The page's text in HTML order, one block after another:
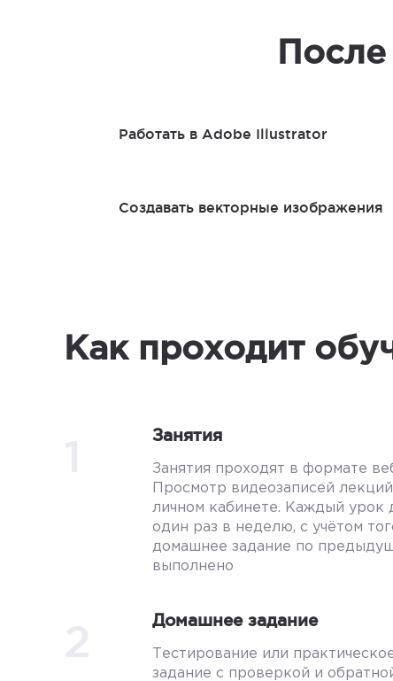
Работать в Adobe Illustrator
Создавать векторные изображения
Как проходит
Занятия
Занятия проходят в формате
Просмотр видеозаписей
личном кабинете. Каждый урок
один раз в неделю, с учётом
домашнее задание по
выполнено
Домашнее задание
Тестирование или
задание с проверкой и